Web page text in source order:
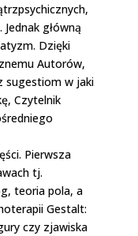
główną
Dzięki
Autorów,
sugestiom w jaki
Czytelnik
Pierwsza
tj.
teoria pola, a
Gestalt:
czy zjawiska